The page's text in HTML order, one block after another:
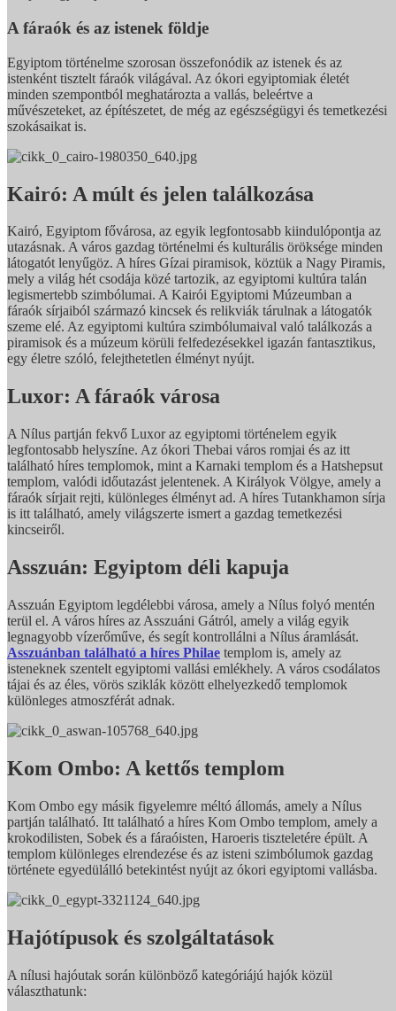
A fáraók és az istenek földje
Egyiptom történelme szorosan összefonódik az istenek és az
istenként tisztelt fáraók világával. Az ókori egyiptomiak életét
minden szempontból meghatározta a vallás, beleértve a
művészeteket, az építészetet, de még az egészségügyi és temetkezési
szokásaikat is.
Kairó: A múlt és jelen találkozása
Kairó, Egyiptom fővárosa, az egyik legfontosabb kiindulópontja az
utazásnak. A város gazdag történelmi és kulturális öröksége minden
látogatót lenyűgöz. A híres Gízai piramisok, köztük a Nagy Piramis,
mely a világ hét csodája közé tartozik, az egyiptomi kultúra talán
legismertebb szimbólumai. A Kairói Egyiptomi Múzeumban a
fáraók sírjaiból származó kincsek és relikviák tárulnak a látogatók
szeme elé. Az egyiptomi kultúra szimbólumaival való találkozás a
piramisok és a múzeum körüli felfedezésekkel igazán fantasztikus,
egy életre szóló, felejthetetlen élményt nyújt.
Luxor: A fáraók városa
A Nílus partján fekvő Luxor az egyiptomi történelem egyik
legfontosabb helyszíne. Az ókori Thebai város romjai és az itt
található híres templomok, mint a Karnaki templom és a Hatshepsut
templom, valódi időutazást jelentenek. A Királyok Völgye, amely a
fáraók sírjait rejti, különleges élményt ad. A híres Tutankhamon sírja
is itt található, amely világszerte ismert a gazdag temetkezési
kincseiről.
Asszuán: Egyiptom déli kapuja
Asszuán Egyiptom legdélebbi városa, amely a Nílus folyó mentén
terül el. A város híres az Asszuáni Gátról, amely a világ egyik
legnagyobb vízerőműve, és segít kontrollálni a Nílus áramlását.
Asszuánban található a híres Philae templom is, amely az
isteneknek szentelt egyiptomi vallási emlékhely. A város csodálatos
tájai és az éles, vörös sziklák között elhelyezkedő templomok
különleges atmoszférát adnak.
Kom Ombo: A kettős templom
Kom Ombo egy másik figyelemre méltó állomás, amely a Nílus
partján található. Itt található a híres Kom Ombo templom, amely a
krokodilisten, Sobek és a fáraóisten, Haroeris tiszteletére épült. A
templom különleges elrendezése és az isteni szimbólumok gazdag
története egyedülálló betekintést nyújt az ókori egyiptomi vallásba.
Hajótípusok és szolgáltatások
A nílusi hajóutak során különböző kategóriájú hajók közül
választhatunk: